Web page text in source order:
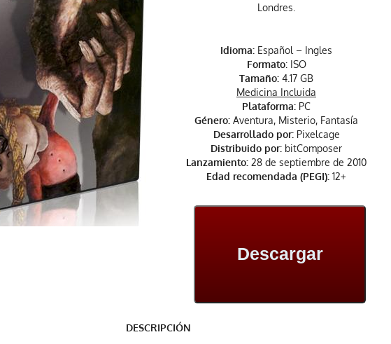
Londres.
Idioma: Español – Ingles
Formato: ISO
Tamaño: 4.17 GB
Medicina Incluida
Plataforma: PC
Género: Aventura, Misterio, Fantasía
Desarrollado por:Pixelcage
Distribuido por: bitComposer
Lanzamiento: 28 de septiembre de 2010
Edad recomendada (PEGI): 12+
Descargar
DESCRIPCIÓN